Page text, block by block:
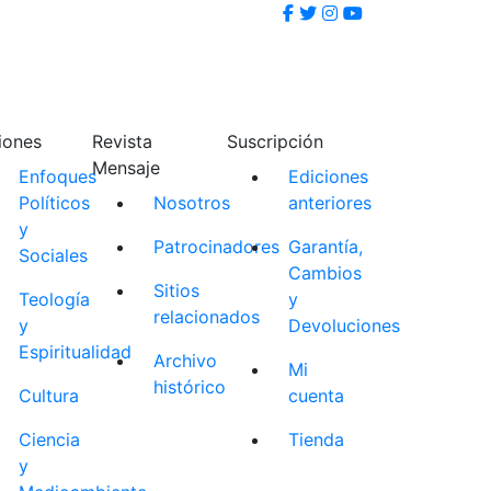
Enfoques
Políticos
y
Sociales
Teología
y
Espiritualidad
Cultura
Ciencia
y
Revista
Mensaje
Nosotros
Patrocinadores
Sitios
relacionados
Archivo
histórico
Suscripción
Ediciones
anteriores
Garantía,
Cambios
y
Devoluciones
Mi
cuenta
Tienda